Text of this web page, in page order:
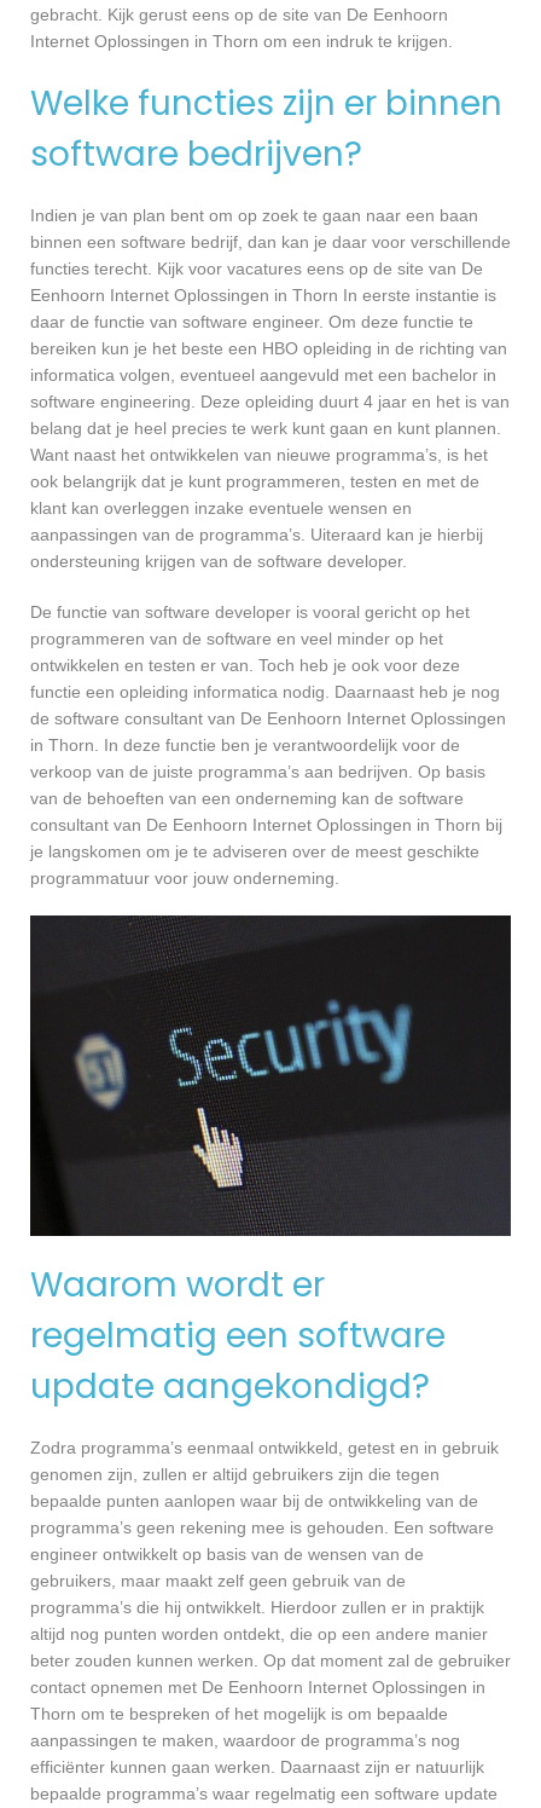
gebracht. Kijk gerust eens op de site van De Eenhoorn
Internet Oplossingen in Thorn om een indruk te krijgen.
Welke functies zijn er binnen
software bedrijven?
Indien je van plan bent om op zoek te gaan naar een baan
binnen een software bedrijf, dan kan je daar voor verschillende
functies terecht. Kijk voor vacatures eens op de site van De
Eenhoorn Internet Oplossingen in Thorn In eerste instantie is
daar de functie van software engineer. Om deze functie te
bereiken kun je het beste een HBO opleiding in de richting van
informatica volgen, eventueel aangevuld met een bachelor in
software engineering. Deze opleiding duurt 4 jaar en het is van
belang dat je heel precies te werk kunt gaan en kunt plannen.
Want naast het ontwikkelen van nieuwe programma’s, is het
ook belangrijk dat je kunt programmeren, testen en met de
klant kan overleggen inzake eventuele wensen en
aanpassingen van de programma’s. Uiteraard kan je hierbij
ondersteuning krijgen van de software developer.
De functie van software developer is vooral gericht op het
programmeren van de software en veel minder op het
ontwikkelen en testen er van. Toch heb je ook voor deze
functie een opleiding informatica nodig. Daarnaast heb je nog
de software consultant van De Eenhoorn Internet Oplossingen
in Thorn. In deze functie ben je verantwoordelijk voor de
verkoop van de juiste programma’s aan bedrijven. Op basis
van de behoeften van een onderneming kan de software
consultant van De Eenhoorn Internet Oplossingen in Thorn bij
je langskomen om je te adviseren over de meest geschikte
programmatuur voor jouw onderneming.
Waarom wordt er
regelmatig een software
update aangekondigd?
Zodra programma’s eenmaal ontwikkeld, getest en in gebruik
genomen zijn, zullen er altijd gebruikers zijn die tegen
bepaalde punten aanlopen waar bij de ontwikkeling van de
programma’s geen rekening mee is gehouden. Een software
engineer ontwikkelt op basis van de wensen van de
gebruikers, maar maakt zelf geen gebruik van de
programma’s die hij ontwikkelt. Hierdoor zullen er in praktijk
altijd nog punten worden ontdekt, die op een andere manier
beter zouden kunnen werken. Op dat moment zal de gebruiker
contact opnemen met De Eenhoorn Internet Oplossingen in
Thorn om te bespreken of het mogelijk is om bepaalde
aanpassingen te maken, waardoor de programma’s nog
efficiënter kunnen gaan werken. Daarnaast zijn er natuurlijk
bepaalde programma’s waar regelmatig een software update